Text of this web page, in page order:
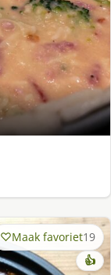
Maak favoriet19
👍